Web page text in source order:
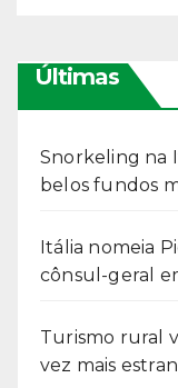
Últimas
Snorkeling na
belos fundos
Itália nomeia
cônsul-geral
Turismo rural
vez mais